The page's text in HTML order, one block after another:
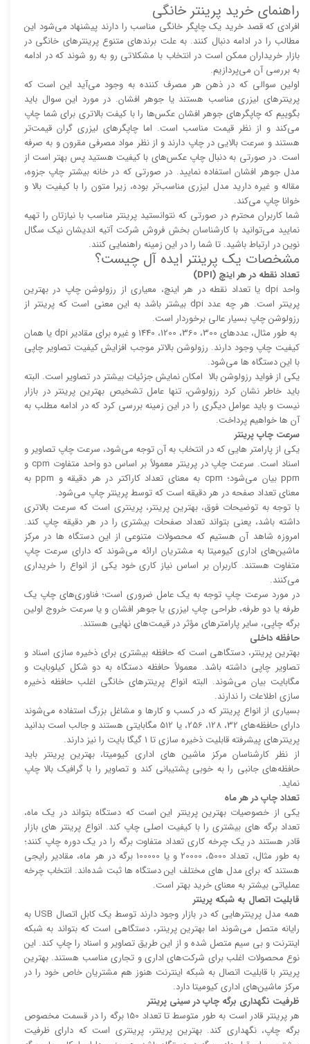
راهنمای خرید پرینتر خانگی
افرادی که قصد خرید یک چاپگر خانگی مناسب را دارند پیشنهاد می‌شود این
مطالب را در ادامه دنبال کنند. به علت برند‌های متنوع پرینتر‌های خانگی در
بازار خریداران ممکن است در انتخاب با مشکلاتی رو به رو شوند که در ادامه
به بررسی آن می‌پردازیم.
اولین سوالی که در ذهن هر مصرف کننده به وجود می‌آید این است که
پرینتر‌های لیزری مناسب هستند یا جوهر افشان. در مورد این سوال باید
بگوییم که چاپگر‌های جوهر افشان عکس‌ها را با کیفت بالا‌‌‌تری برای شما چاپ
می‌کند و از نظر قیمت مناسب است. اما چاپگر‌های لیزری گران قیمت‌تر
هستند و سرعت بالایی در چاپ دارند و از نظر مواد مصرفی مقرون و به صرفه
است. در صورتی به دنبال چاپ عکس‌های با کیفیت هستید پس بهتر است از
مدل جوهر افشان استفاده نمایید. در صورتی که در خانه بیشتر چاپ جزوه،
مقاله و غیره دارید مدل لیزری مناسب‌تر بوده، زیرا متون را با کیفیت بالا و
خوانا چاپ می‌کند.
شما کاربران محترم در صورتی که نتوانستید پرینتر مناسب با نیازتان را تهیه
نمایید می‌توانید با کارشناسان بخش فروش شرکت آتیه اندیشان نیک سگال
نوین در ارتباط باشید. تا شما را در این زمینه راهنمایی کنند.
مشخصات یک پرینتر ایده آل چیست؟
تعداد نقطه در هر اینچ (DPI)
واحد dpi یا تعداد نقطه در هر اینچ، معیاری از رزولوشن چاپ در بهترین
پرینتر است. هر چه عدد dpi بیشتر باشد به این معنی است که پرینتر از
رزولوشن چاپ بسیار عالی برخوردار است.
به طور مثال، عدد‌های 300، 360، 1200، 1440 و غیره برای مقادیر dpi یا همان
کیفیت چاپ وجود دارند. رزولوشن بالا‌‌تر موجب افزایش کیفیت تصاویر چاپی
با این دستگاه ها می‌شود.
یکی از فواید رزولوشن بالا امکان نمایش جزئیات بیشتر در تصاویر است. البته
باید خاطر نشان کرد رزولوشن، تنها عامل تشخیص بهترین پرینتر در بازار
نیست و باید عوامل دیگری را در این زمینه بررسی کرد که در ادامه مطلب به
آن ها خواهیم پرداخت.
سرعت چاپ پرینتر
یکی از پارامتر هایی که در انتخاب به آن توجه می‌شود، سرعت چاپ تصاویر و
اسناد است. سرعت چاپ در پرینتر معمولاً بر اساس دو واحد متفاوت cpm و
ppm بیان می‌شود؛ cpm به معنای تعداد کاراکتر در هر دقیقه و ppm به
معنای تعداد صفحه در هر دقیقه است که توسط پرینتر چاپ می‌شود.
با توجه به توضیحات فوق، بهترین پرینتر، پرینتری است که سرعت بالا‌‌تری
داشته باشد، یعنی بتواند تعداد صفحات بیشتری را در هر دقیقه چاپ کند.
امروزه شاهد آن هستیم که محصولات متنوعی از این دستگاه ها در مرکز
ماشین‌های اداری کیومیتا به مشتریان ارائه می‌شوند که دارای سرعت چاپ
متفاوت هستند. کاربران بر اساس نیاز کاری خود یکی از انواع را خریداری
می‌کنند.
در مورد سرعت چاپ توجه به یک عامل ضروری است؛ فناوری‌های چاپ یک
طرفه یا دو طرفه، طراحی چاپ لیزری یا جوهر افشان و یا سرعت خروج اولین
برگه چاپی، سایر پارامتر‌های مؤثر در قیمت‌های نهایی هستند.
حافظه داخلی
بهترین پرینتر، دستگاهی است که حافظه بیشتری برای ذخیره سازی اسناد و
تصاویر چاپی داشته باشد. معمولاً حافظه دستگاه به دو شکل کیلوبایت و
مگابایت بیان می‌شوند. البته انواع پرینتر‌های خانگی اغلب حافظه ذخیره
سازی اطلاعات را ندارند.
بسیاری از انواع پرینتر که در کسب و کار‌ها و مشاغل بزرگ استفاده می‌شوند
دارای حافظه‌های 32، 128، 256، یا 512 مگابایتی هستند و جالب است بدانید
پرینتر‌های پیشرفته قابلیت ذخیره سازی تا 1 گیگا بایت را نیز دارند.
از نظر کارشناسان مرکز ماشین های اداری کیومیتا، بهترین پرینتر باید
حافظه‌های جانبی را به خوبی پشتیبانی کند و تصاویر را با گرافیک بالا چاپ
نماید.
تعداد چاپ در هر ماه
یکی از خصوصیات بهترین پرینتر این است که دستگاه بتواند در یک ماه،
تعداد برگه های بیشتری را با کیفیت اصلی چاپ کند. انواع پرینتر های بازار
قادر هستند در یک چرخه کاری تعداد متفاوت برگه را در یک دوره چاپ کنند؛
به طور مثال، تعداد 5000، 20000 و یا 100000 برگه در هر ماه، مقادیر رایجی
هستند که برای مدل های مختلف این دستگاه ها ثبت شده‌اند. انتخاب چرخه
عملیاتی بیشتر به معنای خرید بهتر است.
قابلیت اتصال به شبکه پرینتر
همه مدل پرینتر‌هایی که در بازار وجود دارند توسط یک کابل اتصال USB به
رایانه متصل می‌شوند اما بهترین پرینتر، دستگاهی است که بتواند به شبکه
اینترنت و بی سیم متصل شده و از این طریق تصاویر و اسناد را چاپ کند. این
نوع محصولات اغلب برای شرکت‌های اداری و تجاری مناسب هستند. بهترین
پرینتر با قابلیت اتصال به شبکه اینترنت هنوز هم مشتریان خاص خود را در
مرکز ماشین‌های اداری کیومیتا دارد.
ظرفیت نگهداری برگه چاپ در سینی پرینتر
هر پرینتر قادر است به طور متوسط تا تعداد 150 برگه را در قسمت مخصوص
برگه چاپ، نگهداری کند. بهترین پرینتر، پرینتری است که دارای ظرفیت